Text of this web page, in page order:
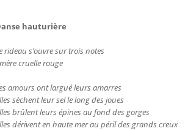
hauturière
rideau s’ouvre sur trois notes
cruelle rouge
amours ont largué leurs amarres
sèchent leur sel le long des joues
brûlent leurs épines au fond des gorges
dérivent en haute mer au péril des grands creux